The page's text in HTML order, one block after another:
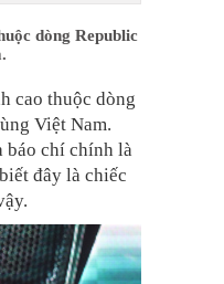
dòng Republic
cao thuộc dòng
Việt Nam.
báo chí chính là
đây là chiếc